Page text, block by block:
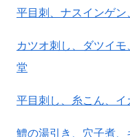
平目刺、ナスインゲ
カツオ刺し、ダツイ
堂
平目刺し、糸こん、
鱧の湯引き、穴子煮